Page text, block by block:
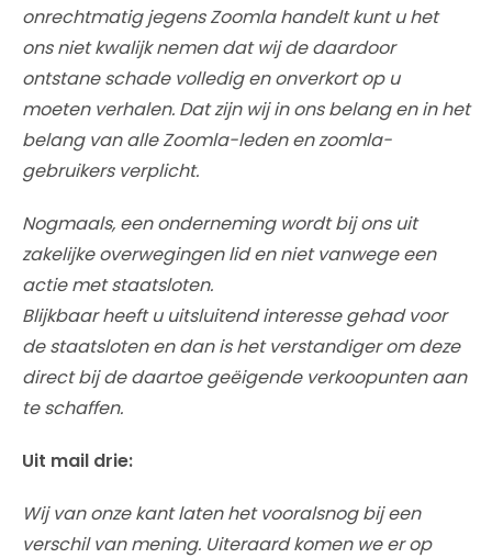
onrechtmatig jegens Zoomla handelt kunt u het
ons niet kwalijk nemen dat wij de daardoor
ontstane schade volledig en onverkort op u
moeten verhalen. Dat zijn wij in ons belang en in het
belang van alle Zoomla-leden en zoomla-
gebruikers verplicht.
Nogmaals, een onderneming wordt bij ons uit
zakelijke overwegingen lid en niet vanwege een
actie met staatsloten.
Blijkbaar heeft u uitsluitend interesse gehad voor
de staatsloten en dan is het verstandiger om deze
direct bij de daartoe geëigende verkoopunten aan
te schaffen.
Uit mail drie:
Wij van onze kant laten het vooralsnog bij een
verschil van mening. Uiteraard komen we er op